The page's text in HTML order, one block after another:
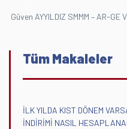
Tüm Makaleler
İLK YILDA KIST DÖNEM
İNDİRİMİ NASIL
Güven AYYILDIZ SMMM – AR-GE